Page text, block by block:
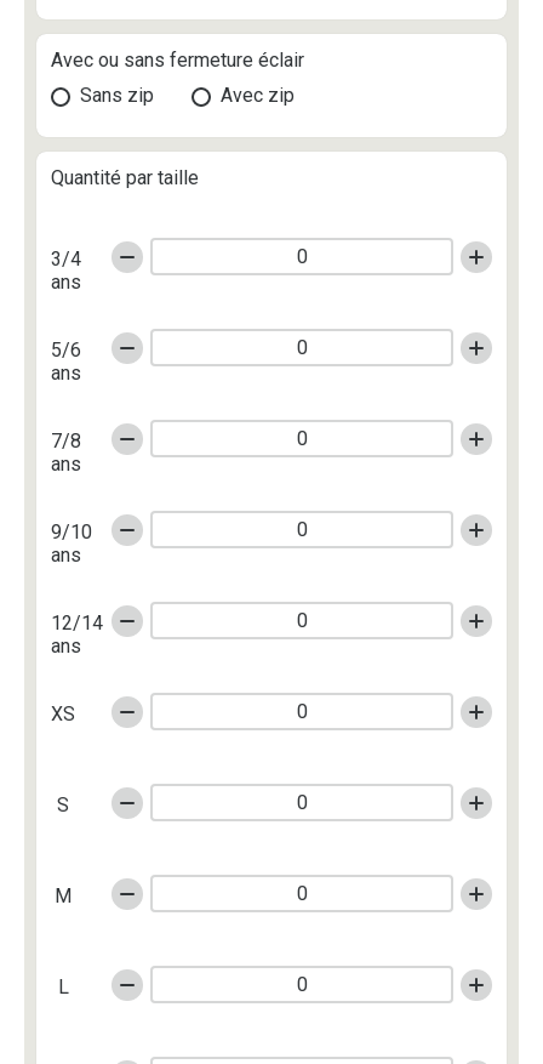
Avec ou sans fermeture éclair
Sans zip
Avec zip
Quantité par taille
3/4
ans
5/6
ans
7/8
ans
9/10
ans
12/14
ans
XS
S
M
L